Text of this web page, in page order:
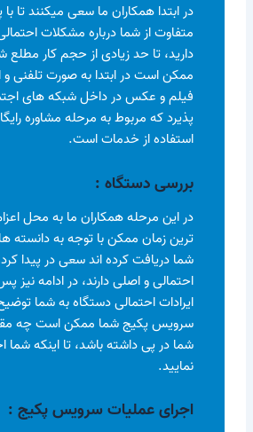
در ابتدا همکاران ما سعی میکنند تا
متفاوت از شما درباره مشکلات
دارید، تا حد زیادی از حجم کار مطلع
ممکن است در ابتدا به صورت تلفنی و
فیلم و عکس در داخل شبکه های
پذیرد که مربوط به مرحله مشاوره
استفاده از خدمات است.
بررسی دستگاه :
در این مرحله همکاران ما به محل
ترین زمان ممکن با توجه به دانسته
شما دریافت کرده اند سعی در پیدا
احتمالی و اصلی دارند، در ادامه نیز
ایرادات احتمالی دستگاه به شما
سرویس پکیج شما ممکن است چه
شما در پی داشته باشد، تا اینکه شما
نمایید.
اجرای عملیات سرویس پکیج :